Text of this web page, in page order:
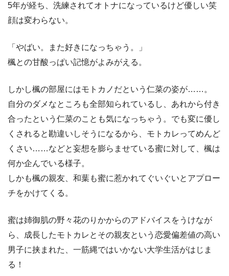
5年が経ち、洗練されてオトナになっているけど優しい笑
顔は変わらない。
「やばい。また好きになっちゃう。」
楓との甘酸っぱい記憶がよみがえる。
しかし楓の部屋にはモトカノだという仁菜の姿が……。
自分のダメなところも全部知られているし、あれから付き
合ったという仁菜のことも気になっちゃう。でも変に優し
くされると勘違いしそうになるから、モトカレってめんど
くさい……などと妄想を膨らませている蜜に対して、楓は
何か企んでいる様子。
しかも楓の親友、和葉も蜜に惹かれてぐいぐいとアプロー
チをかけてくる。
蜜は姉御肌の野々花のりかからのアドバイスをうけなが
ら、成長したモトカレとその親友という恋愛偏差値の高い
男子に挟まれた、一筋縄ではいかない大学生活がはじま
る！